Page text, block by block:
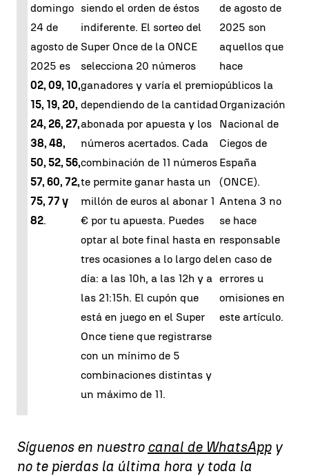
domingo
24 de
agosto de
2025 es
02, 09, 10,
15, 19, 20,
24, 26, 27,
38, 48,
50, 52, 56,
57, 60, 72,
75, 77 y
82.
siendo el orden de éstos
indiferente. El sorteo del
Super Once de la ONCE
selecciona 20 números
ganadores y varía el premio
dependiendo de la cantidad
abonada por apuesta y los
números acertados. Cada
combinación de 11 números
te permite ganar hasta un
millón de euros al abonar 1
€ por tu apuesta. Puedes
optar al bote final hasta en
tres ocasiones a lo largo del
día: a las 10h, a las 12h y a
las 21:15h. El cupón que
está en juego en el Super
Once tiene que registrarse
con un mínimo de 5
combinaciones distintas y
un máximo de 11.
de agosto de
2025 son
aquellos que
hace
públicos la
Organización
Nacional de
Ciegos de
España
(ONCE).
Antena 3 no
se hace
responsable
en caso de
errores u
omisiones en
este artículo.
Síguenos en nuestro canal de WhatsAppy
no te pierdas la última hora y toda la